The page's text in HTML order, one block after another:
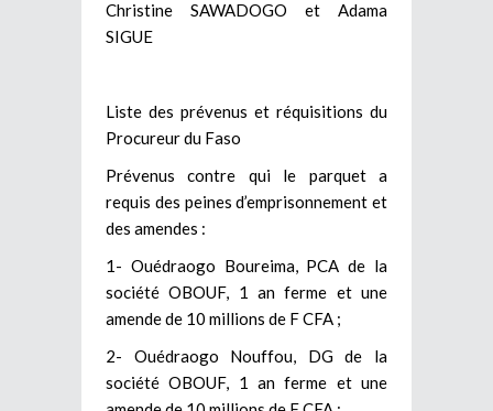
Christine SAWADOGO et Adama
SIGUE
Liste des prévenus et réquisitions du
Procureur du Faso
Prévenus contre qui le parquet a
requis des peines d’emprisonnement et
des amendes :
1- Ouédraogo Boureima, PCA de la
société OBOUF, 1 an ferme et une
amende de 10 millions de F CFA ;
2- Ouédraogo Nouffou, DG de la
société OBOUF, 1 an ferme et une